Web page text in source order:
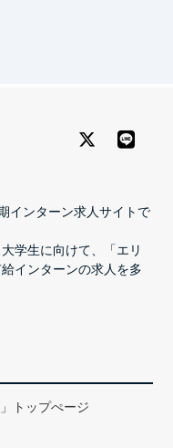
インターン求人サイトで
学生に向けて、「エリ
インターンの求人を多
トップぺージ